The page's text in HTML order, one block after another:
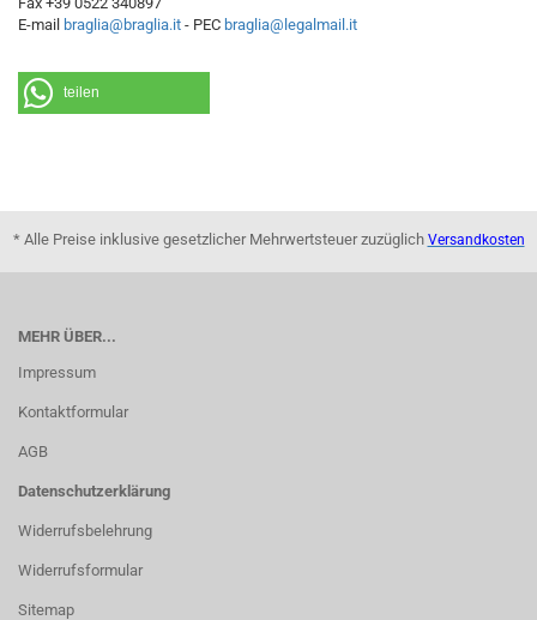
E-mail braglia@braglia.it - PEC braglia@legalmail.it
teilen
* Alle Preise inklusive gesetzlicher Mehrwertsteuer zuzüglich Versandkosten
MEHR ÜBER...
Impressum
Kontaktformular
AGB
Datenschutzerklärung
Widerrufsbelehrung
Widerrufsformular
Sitemap